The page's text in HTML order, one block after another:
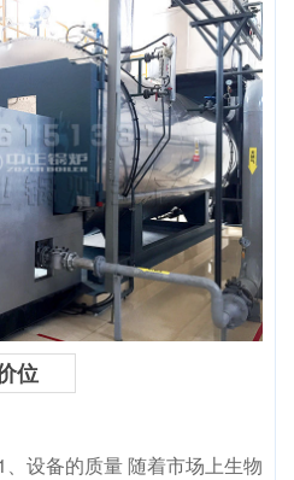
位
设备的质量 随着市场上生物